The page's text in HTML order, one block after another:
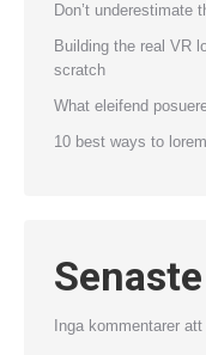
Don’t underestimate
Building the real VR
scratch
What eleifend
10 best ways to
Inga kommentarer